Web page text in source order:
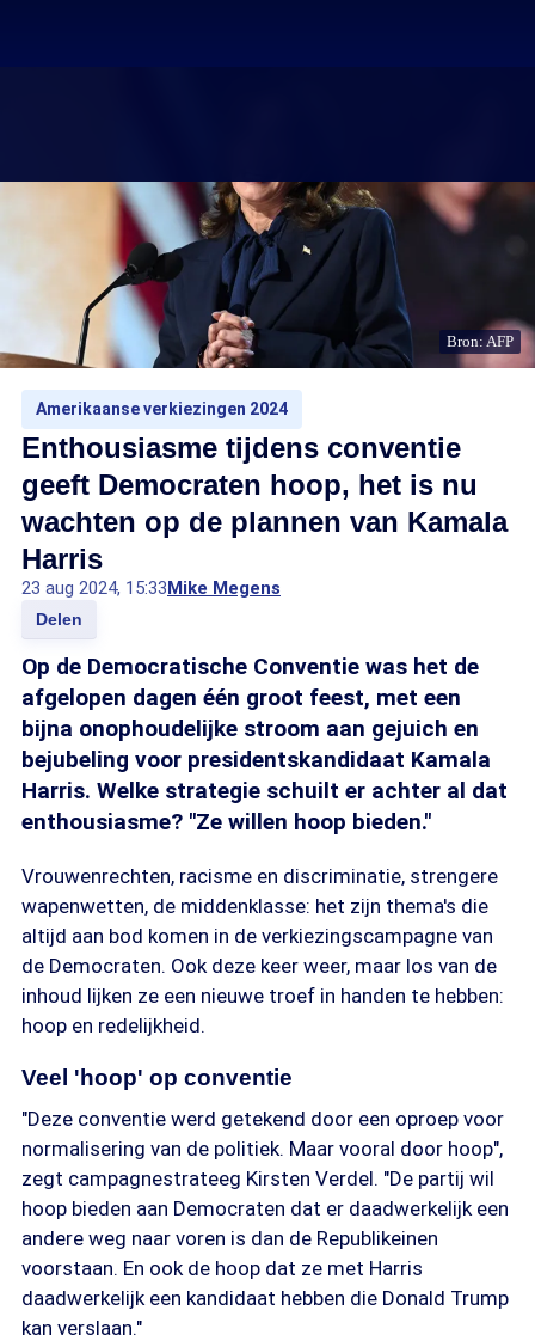
Bron: AFP
Amerikaanse verkiezingen 2024
Enthousiasme tijdens conventie
geeft Democraten hoop, het is nu
wachten op de plannen van Kamala
Harris
23 aug 2024, 15:33Mike Megens
Delen
Op de Democratische Conventie was het de
afgelopen dagen één groot feest, met een
bijna onophoudelijke stroom aan gejuich en
bejubeling voor presidentskandidaat Kamala
Harris. Welke strategie schuilt er achter al dat
enthousiasme? "Ze willen hoop bieden."
Vrouwenrechten, racisme en discriminatie, strengere
wapenwetten, de middenklasse: het zijn thema's die
altijd aan bod komen in de verkiezingscampagne van
de Democraten. Ook deze keer weer, maar los van de
inhoud lijken ze een nieuwe troef in handen te hebben:
hoop en redelijkheid.
Veel 'hoop' op conventie
"Deze conventie werd getekend door een oproep voor
normalisering van de politiek. Maar vooral door hoop",
zegt campagnestrateeg Kirsten Verdel. "De partij wil
hoop bieden aan Democraten dat er daadwerkelijk een
andere weg naar voren is dan de Republikeinen
voorstaan. En ook de hoop dat ze met Harris
daadwerkelijk een kandidaat hebben die Donald Trump
kan verslaan."